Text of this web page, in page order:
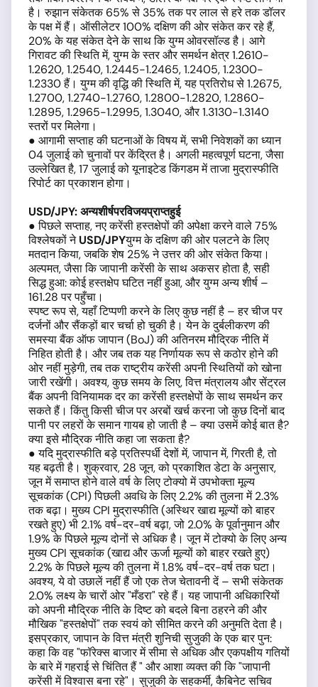
है। रुझान संकेतक 65% से 35% तक पर लाल से हरे तक डॉलर
के पक्ष में हैं। ऑसीलेटर 100% दक्षिण की ओर संकेत कर रहे हैं,
20% के यह संकेत देने के साथ कि युग्म ओवरसॉल्ड है। आगे
गिरावट की स्थिति में, युग्म के स्तर और समर्थन क्षेत्र 1.2610-
1.2620, 1.2540, 1.2445-1.2465, 1.2405, 1.2300-
1.2330 हैं। युग्म की वृद्धि की स्थिति में, यह प्रतिरोध से 1.2675,
1.2700, 1.2740-1.2760, 1.2800-1.2820, 1.2860-
1.2895, 1.2965-1.2995, 1.3040, और 1.3130-1.3140
स्तरों पर मिलेगा।
● आगामी सप्ताह की घटनाओं के विषय में, सभी निवेशकों का ध्यान
04 जुलाई को चुनावों पर केंद्रित है। अगली महत्वपूर्ण घटना, जैसा
उल्लेखित है, 17 जुलाई को यूनाइटेड किंगडम में ताजा मुद्रास्फीति
रिपोर्ट का प्रकाशन होगा।
USD/JPY:अन्यशीर्षपरविजयप्राप्तहुई
● पिछले सप्ताह, नए करेंसी हस्तक्षेपों की अपेक्षा करने वाले 75%
विश्लेषकों नेUSD/JPYयुग्म के दक्षिण की ओर पलटने के लिए
मतदान किया, जबकि शेष 25% ने उत्तर की ओर संकेत किया।
अल्पमत, जैसा कि जापानी करेंसी के साथ अकसर होता है, सही
सिद्ध हुआ: कोई हस्तक्षेप घटित नहीं हुआ, और युग्म अन्य शीर्ष –
161.28 पर पहुँचा।
स्पष्ट रूप से, यहाँ टिप्पणी करने के लिए कुछ नहीं है – हर चीज पर
दर्जनों और सैंकड़ों बार चर्चा हो चुकी है। येन के दुर्बलीकरण की
समस्या बैंक ऑफ जापान (BoJ) की अतिनरम मौद्रिक नीति में
निहित होती है। और जब तक यह निर्णायक रूप से कठोर होने की
ओर नहीं मुड़ेगी, तब तक राष्ट्रीय करेंसी अपनी स्थितियों को खोना
जारी रखेंगी। अवश्य, कुछ समय के लिए, वित्त मंत्रालय और सेंट्रल
बैंक अपनी विनियामक दर का करेंसी हस्तक्षेपों के साथ समर्थन कर
सकते हैं। किंतु किसी चीज पर अरबों खर्च करना जो कुछ दिनों बाद
पानी पर लहरों के समान गायब हो जाती है – क्या उसमें कोई बात है?
क्या इसे मौद्रिक नीति कहा जा सकता है?
● यदि मुद्रास्फीति बड़े प्रतिस्पर्धी देशों में, जापान में, गिरती है, तो
यह बढ़ती है। शुक्रवार, 28 जून, को प्रकाशित डेटा के अनुसार,
जून में समाप्त होने वाले वर्ष के लिए टोक्यो में उपभोक्ता मूल्य
सूचकांक (CPI) पिछली अवधि के लिए 2.2% की तुलना में 2.3%
तक बढ़ा। मुख्य CPI मुद्रास्फीति (अस्थिर खाद्य मूल्यों को बाहर
रखते हुए) भी 2.1% वर्ष-दर-वर्ष बढ़ा, जो 2.0% के पूर्वानुमान और
1.9% के पिछले मूल्य दोनों से अधिक है। जून में टोक्यो के लिए अन्य
मुख्य CPI सूचकांक (खाद्य और ऊर्जा मूल्यों को बाहर रखते हुए)
2.2% के पिछले मूल्य की तुलना में 1.8% वर्ष-दर-वर्ष तक घटा।
अवश्य, ये वो उछालें नहीं हैं जो एक तेज चेतावनी दें – सभी संकेतक
2.0% लक्ष्य के चारों ओर "मँडरा" रहे हैं। यह जापानी अधिकारियों
को अपनी मौद्रिक नीति के दिष्ट को बदले बिना ठहरने की और
मौखिक "हस्तक्षेपों" तक स्वयं को सीमित करने की अनुमति देता है।
इसप्रकार, जापान के वित्त मंत्री शुनिची सुजुकी के एक बार पुन:
कहा कि वह "फॉरेक्स बाजार में सीमा से अधिक और एकपक्षीय गतियों
के बारे में गहराई से चिंतित हैं " और आशा व्यक्त की कि "जापानी
करेंसी में विश्वास बना रहे"। सुजुकी के सहकर्मी, कैबिनेट सचिव